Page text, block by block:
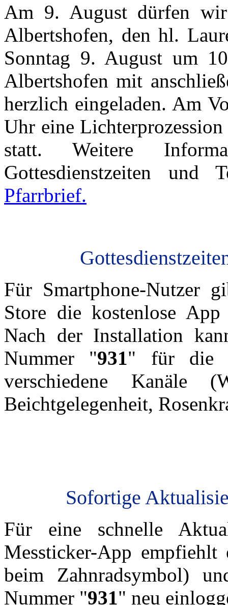
Am 9. August dürfen
Albertshofen, den hl.
Sonntag 9. August um
Albertshofen mit
herzlich eingeladen. Am
Uhr eine
statt. Weitere
Gottesdienstzeiten
Pfarrbrief.
Für Smartphone-Nutzer
Store die kostenlose
Nach der Installation
Nummer "931" für die
verschiedene Kanäle
Beichtgelegenheit,
Sofortige
Für eine schnelle
Messticker-App empfiehlt
beim Zahnradsymbol)
Nummer "931" neu